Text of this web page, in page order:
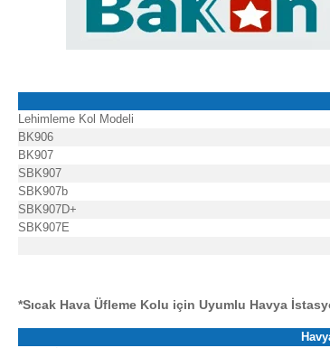
Lehimleme Kol Modeli
BK906
BK907
SBK907
SBK907b
SBK907D+
SBK907E
*Sıcak Hava Üfleme Kolu için Uyumlu Havya